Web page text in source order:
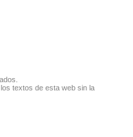
textos de esta web sin la